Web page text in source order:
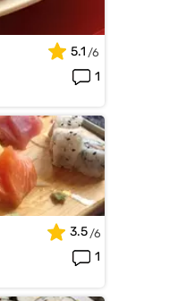
5.1
1
3.5
1